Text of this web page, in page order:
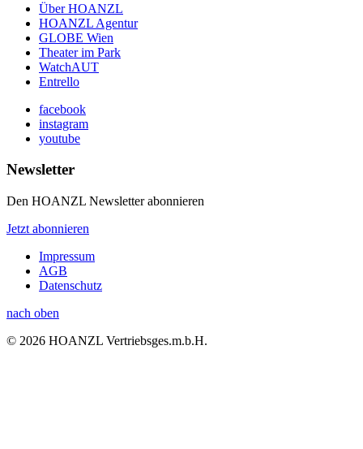
Über HOANZL
HOANZL Agentur
GLOBE Wien
Theater im Park
WatchAUT
Entrello
facebook
instagram
youtube
Newsletter
Den HOANZL Newsletter abonnieren
Jetzt abonnieren
Impressum
AGB
Datenschutz
nach oben
© 2026 HOANZL Vertriebsges.m.b.H.